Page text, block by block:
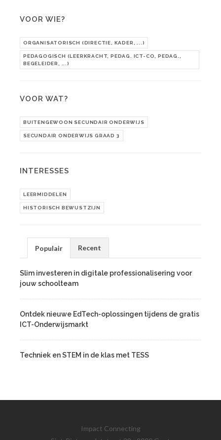
VOOR WIE?
ORGANISATORISCH (DIRECTIE, KADER, ...)
PEDAGOGISCH (LEERKRACHT, PEDAG. ICT-CO, PEDAG.,
BEGELEIDER, ...)
VOOR WAT?
BUITENGEWOON SECUNDAIR ONDERWIJS
SECUNDAIR ONDERWIJS GRAAD 3
INTERESSES
LEERMIDDELEN
HISTORISCH BEWUSTZIJN
Populair Recent
Slim investeren in digitale professionalisering voor
jouw schoolteam
Ontdek nieuwe EdTech-oplossingen tijdens de gratis
ICT-Onderwijsmarkt
Techniek en STEM in de klas met TESS
Impact Connecting